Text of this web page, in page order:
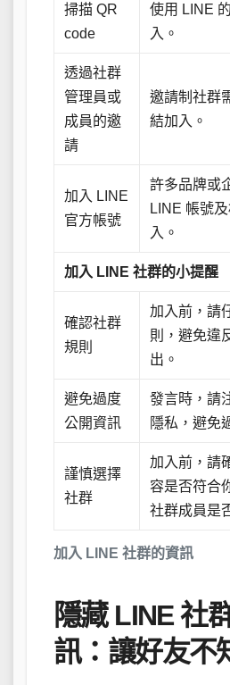
加入 LINE 社群的資訊
掃描 QR
code
使用 LINE
入。
透過社群
管理員或
成員的邀
請
邀請制社群
結加入。
加入 LINE
官方帳號
許多品牌或
LINE 帳號
入。
加入 LINE 社群的小提醒
確認社群
規則
加入前，請
則，避免違
出。
避免過度
公開資訊
發言時，請
隱私，避免
謹慎選擇
社群
加入前，請
容是否符合
社群成員是
隱藏 LINE 社
訊：讓好友不